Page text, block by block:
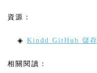
資源：
◈ Kindd GitHub 儲
相關閱讀：